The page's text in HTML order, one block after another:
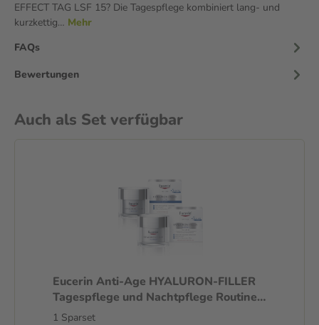
EFFECT TAG LSF 15? Die Tagespflege kombiniert lang- und
kurzkettig… Mehr
FAQs
Bewertungen
Auch als Set verfügbar
Eucerin Anti-Age HYALURON-FILLER
Tagespflege und Nachtpflege Routine
Set 1 Sparset
1 Sparset